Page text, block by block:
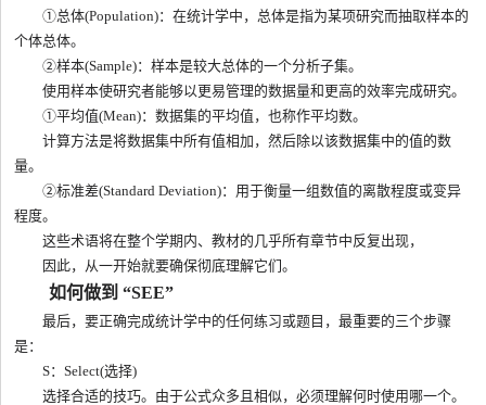
①总体(Population)：在统计学中，总体是指为某项研究而抽取样本的
个体总体。
②样本(Sample)：样本是较大总体的一个分析子集。
使用样本使研究者能够以更易管理的数据量和更高的效率完成研究。
①平均值(Mean)：数据集的平均值，也称作平均数。
计算方法是将数据集中所有值相加，然后除以该数据集中的值的数
量。
②标准差(Standard Deviation)：用于衡量一组数值的离散程度或变异
程度。
这些术语将在整个学期内、教材的几乎所有章节中反复出现，
因此，从一开始就要确保彻底理解它们。
如何做到 “SEE”
最后，要正确完成统计学中的任何练习或题目，最重要的三个步骤
是：
S：Select(选择)
选择合适的技巧。由于公式众多且相似，必须理解何时使用哪一个。